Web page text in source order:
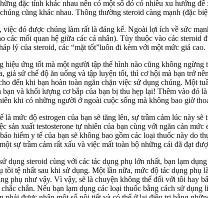
đặc tính khác nhau nên có một số đó có nhiều xu hướng
cũng khác nhau. Thông thường steroid càng mạnh (đặc
đó được chúng làm rất là đáng kể. Ngoài lợi ích về sức
mối quan hệ giữa các cá nhân). Tùy thuộc vào các
lý của steroid, các “mặt tốt”luôn đi kèm với một mức giá cao.
hiệu ứng tốt mà một người tập thể hình nào cũng không
giả sử chế độ ăn uống và tập luyện tốt, thì cơ hội mà bạn trở
đến khi bạn hoàn toàn ngăn chặn việc sử dụng chúng. Một
và khối lượng cơ bắp của bạn bị thu hẹp lại! Thêm vào đó
khi có những người ở ngoài cuộc sống mà không bao giờ
mức độ estrogen của bạn sẽ tăng lên, sự trầm cảm lúc này
xuất testosterone tự nhiên của bạn cùng với ngăn cản
hiểm y tế của bạn sẽ không bao gồm các loại thuốc này do
sự trầm cảm rất xấu và việc mất toàn bộ những cái đã đạt
dụng steroid cùng với các tác dụng phụ lớn nhất, bạn lạm
tồi tệ nhất sau khi sử dụng. Một lần nữa, mức độ tác dụng
phụ như vậy. Vì vậy, sẽ là chuyện không thể đối với tôi hay
chắn. Nếu bạn lạm dụng các loại thuốc bằng cách sử